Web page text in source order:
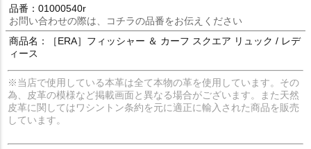
品番：01000540r
お問い合わせの際は、コチラの品番をお伝えください
商品名：［ERA］フィッシャー ＆ カーフ スクエア リュック / レデ
ィース
※当店で使用している本革は全て本物の革を使用しています。その
為、皮革の模様など掲載画面と異なる場合がございます。また天然
皮革に関してはワシントン条約を元に適正に輸入された商品を販売
しています。